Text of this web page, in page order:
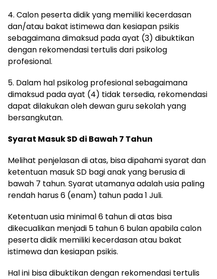
4. Calon peserta didik yang memiliki kecerdasan
dan/atau bakat istimewa dan kesiapan psikis
sebagaimana dimaksud pada ayat (3) dibuktikan
dengan rekomendasi tertulis dari psikolog
profesional.
5. Dalam hal psikolog profesional sebagaimana
dimaksud pada ayat (4) tidak tersedia, rekomendasi
dapat dilakukan oleh dewan guru sekolah yang
bersangkutan.
Syarat Masuk SD di Bawah 7 Tahun
Melihat penjelasan di atas, bisa dipahami syarat dan
ketentuan masuk SD bagi anak yang berusia di
bawah 7 tahun. Syarat utamanya adalah usia paling
rendah harus 6 (enam) tahun pada 1 Juli.
Ketentuan usia minimal 6 tahun di atas bisa
dikecualikan menjadi 5 tahun 6 bulan apabila calon
peserta didik memiliki kecerdasan atau bakat
istimewa dan kesiapan psikis.
Hal ini bisa dibuktikan dengan rekomendasi tertulis